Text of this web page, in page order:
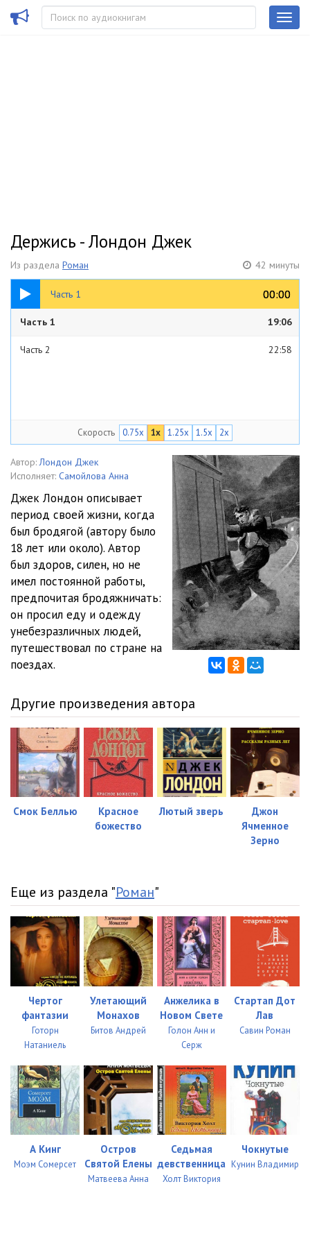
Держись - Лондон Джек
Из раздела Роман 42 минуты
Часть 1 00:00
00:00
19:06
Часть 1 19:06
Часть 2 22:58
Скорость 0.75x 1x 1.25x 1.5x 2x
Автор: Лондон Джек
Исполняет: Самойлова Анна
Джек Лондон описывает
период своей жизни, когда
был бродягой (автору было
18 лет или около). Автор
был здоров, силен, но не
имел постоянной работы,
предпочитая бродяжничать:
он просил еду и одежду
унебезразличных людей,
путешествовал по стране на
поездах.
Другие произведения автора
Смок Беллью
Красное
божество
Лютый зверь
Джон
Ячменное
Зерно
Еще из раздела "Роман"
Чертог
фантазии
Готорн
Натаниель
Улетающий
Монахов
Битов Андрей
Анжелика в
Новом Свете
Голон Анн и
Серж
Стартап Дот
Лав
Савин Роман
А Кинг
Моэм Сомерсет
Остров
Святой Елены
Матвеева Анна
Седьмая
девственница
Холт Виктория
Чокнутые
Кунин Владимир